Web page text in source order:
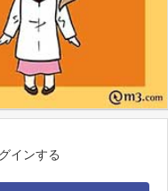
インする